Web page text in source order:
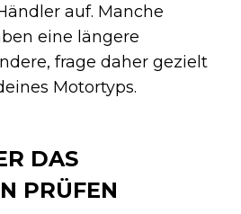
auf. Manche
eine längere
frage daher gezielt
Motortyps.
DAS
PRÜFEN